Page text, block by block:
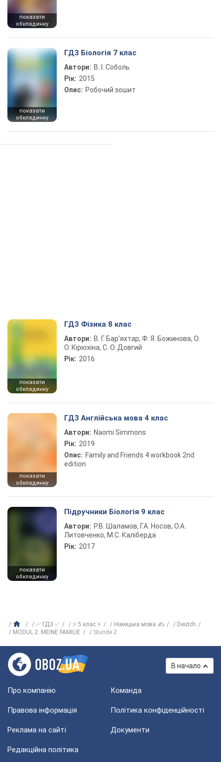
показати
обкладинку
показати
обкладинку
ГДЗ Біологія 7 клас
Автори: В. І. Соболь
Рік: 2015
Опис: Робочий зошит
показати
обкладинку
ГДЗ Фізика 8 клас
Автори: В. Г. Бар’яхтар, Ф. Я. Божинова, О.
О. Кірюхіна, С. О. Довгий
Рік: 2016
показати
обкладинку
ГДЗ Англійська мова 4 клас
Автори: Naomi Simmons
Рік: 2019
Опис: Family and Friends 4 workbook 2nd
edition
показати
обкладинку
Підручники Біологія 9 клас
Автори: Р.В. Шаламов, Г.А. Носов, О.А.
Литовченко, М.С. Каліберда
Рік: 2017
✅ ГДЗ ✅ ⚡ 5 клас ⚡ Німецька мова ✍
Deutch
MODUL 2. MEINE FAMILIE
Stunde 2
В начало
Про компанію Команда
Правова інформація Політика конфіденційності
Реклама на сайті Документи
Редакційна політика